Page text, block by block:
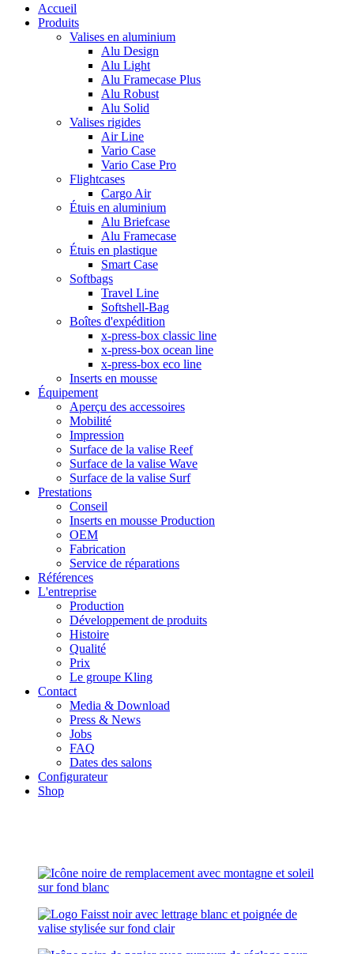
Accueil
Produits
Valises en aluminium
Alu Design
Alu Light
Alu Framecase Plus
Alu Robust
Alu Solid
Valises rigides
Air Line
Vario Case
Vario Case Pro
Flightcases
Cargo Air
Étuis en aluminium
Alu Briefcase
Alu Framecase
Étuis en plastique
Smart Case
Softbags
Travel Line
Softshell-Bag
Boîtes d'expédition
x-press-box classic line
x-press-box ocean line
x-press-box eco line
Inserts en mousse
Équipement
Aperçu des accessoires
Mobilité
Impression
Surface de la valise Reef
Surface de la valise Wave
Surface de la valise Surf
Prestations
Conseil
Inserts en mousse Production
OEM
Fabrication
Service de réparations
Références
L'entreprise
Production
Développement de produits
Histoire
Qualité
Prix
Le groupe Kling
Contact
Media & Download
Press & News
Jobs
FAQ
Dates des salons
Configurateur
Shop